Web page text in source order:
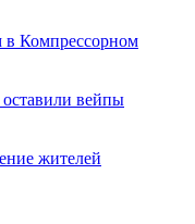
Компрессорном
оставили вейпы
жителей